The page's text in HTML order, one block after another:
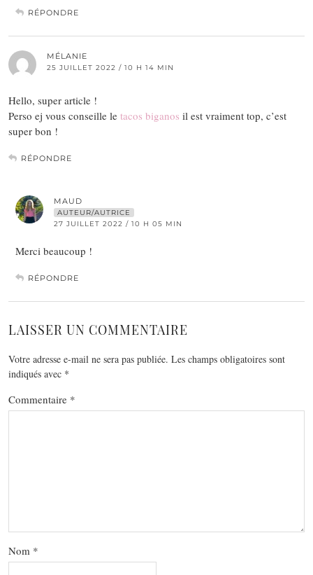
RÉPONDRE
MÉLANIE
25 JUILLET 2022 / 10 H 14 MIN
Hello, super article !
Perso ej vous conseille le tacos biganos il est vraiment top, c’est
super bon !
RÉPONDRE
MAUD
AUTEUR/AUTRICE
27 JUILLET 2022 / 10 H 05 MIN
Merci beaucoup !
RÉPONDRE
LAISSER UN COMMENTAIRE
Votre adresse e-mail ne sera pas publiée. Les champs obligatoires sont
indiqués avec *
Commentaire *
Nom *